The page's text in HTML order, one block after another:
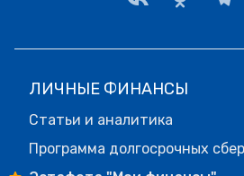
ЛИЧНЫЕ ФИНАНСЫ
Статьи и аналитика
Программа долгосрочных